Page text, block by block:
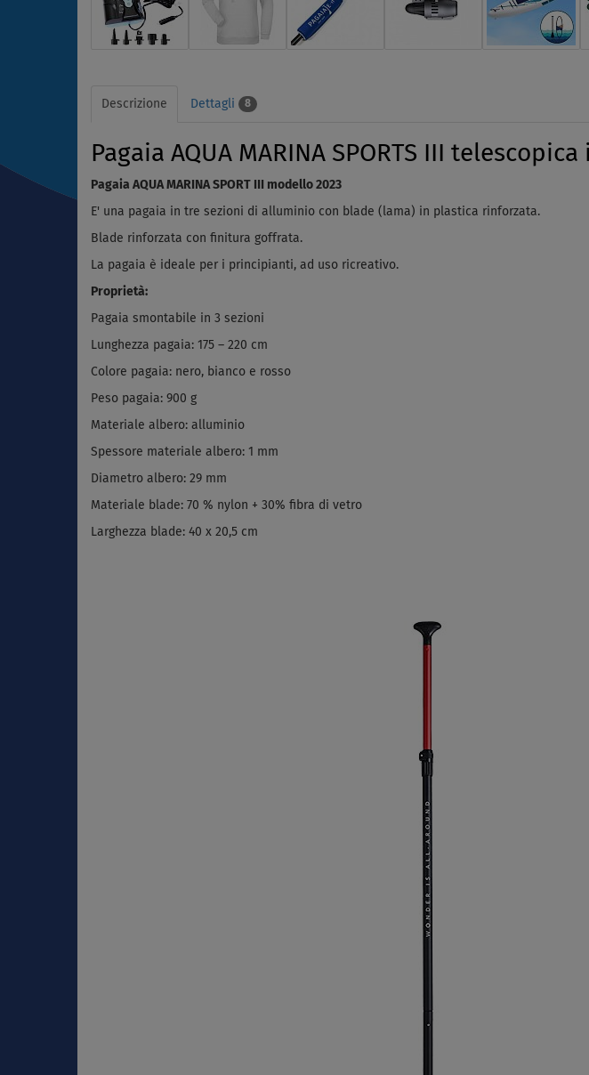
Descrizione Dettagli 8
Pagaia AQUA MARINA SPORTS III
Pagaia AQUA MARINA SPORT III modello 2023
E' una pagaia in tre sezioni di alluminio con blade (lama) in plastica rinforzata.
Blade rinforzata con finitura goffrata.
La pagaia è ideale per i principianti, ad uso ricreativo.
Proprietà:
Pagaia smontabile in 3 sezioni
Lunghezza pagaia: 175 – 220 cm
Colore pagaia: nero, bianco e rosso
Peso pagaia: 900 g
Materiale albero: alluminio
Spessore materiale albero: 1 mm
Diametro albero: 29 mm
Materiale blade: 70 % nylon + 30% fibra di vetro
Larghezza blade: 40 x 20,5 cm